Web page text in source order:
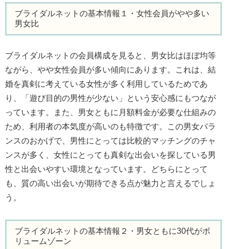
ブライダルネットの基本情報１・女性会員がやや多い
男女比
ブライダルネットの会員構成を見ると、男女比はほぼ均等
ながら、やや女性会員が多い傾向にあります。これは、結
婚を真剣に考えている女性が多く利用しているためであ
り、「遊び目的の男性が少ない」という安心感にもつなが
っています。また、男女ともに月額料金が必要な仕組みの
ため、利用者の本気度が高いのも特徴です。この男女バラ
ンスのおかげで、男性にとっては比較的マッチングのチャ
ンスが多く、女性にとっても真剣な出会いを探している男
性と出会いやすい環境となっています。どちらにとって
も、質の高い出会いが期待できる点が魅力と言えるでしょ
う。
ブライダルネットの基本情報２・男女ともに30代がボ
リュームゾーン